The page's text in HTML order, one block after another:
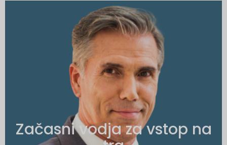
Začasni vodja za vstop na
Tipična pooblastila
Ponastavitev uvajanja na trg / zastoj
Nastavitev brez operativnega
spremljanja
Vrzeli v preglednosti med sedežem in